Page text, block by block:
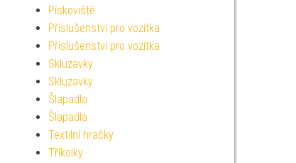
Pískoviště
Příslušenství pro vozítka
Příslušenství pro vozítka
Skluzavky
Skluzavky
Šlapadla
Šlapadla
Textilní hračky
Tříkolky